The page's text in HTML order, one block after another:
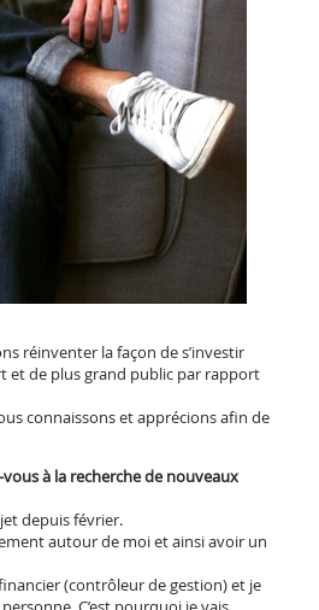
réinventer la façon de s’investir
et de plus grand public par rapport
connaissons et apprécions afin de
vous à la recherche de nouveaux
depuis février.
autour de moi et ainsi avoir un
(contrôleur de gestion) et je